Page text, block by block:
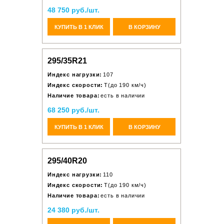
48 750 руб./шт.
КУПИТЬ В 1 КЛИК В КОРЗИНУ
295/35R21
Индекс нагрузки: 107
Индекс скорости: T(до 190 км/ч)
Наличие товара: есть в наличии
68 250 руб./шт.
КУПИТЬ В 1 КЛИК В КОРЗИНУ
295/40R20
Индекс нагрузки: 110
Индекс скорости: T(до 190 км/ч)
Наличие товара: есть в наличии
24 380 руб./шт.